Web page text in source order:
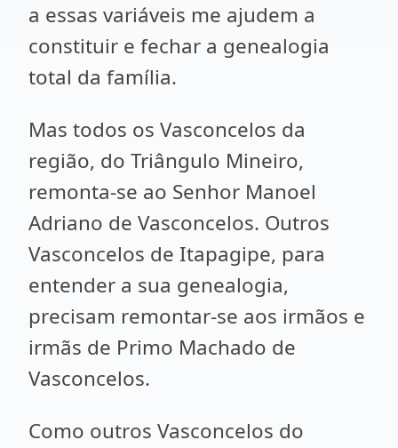
a essas variáveis me ajudem a
constituir e fechar a genealogia
total da família.
Mas todos os Vasconcelos da
região, do Triângulo Mineiro,
remonta-se ao Senhor Manoel
Adriano de Vasconcelos. Outros
Vasconcelos de Itapagipe, para
entender a sua genealogia,
precisam remontar-se aos irmãos e
irmãs de Primo Machado de
Vasconcelos.
Como outros Vasconcelos do